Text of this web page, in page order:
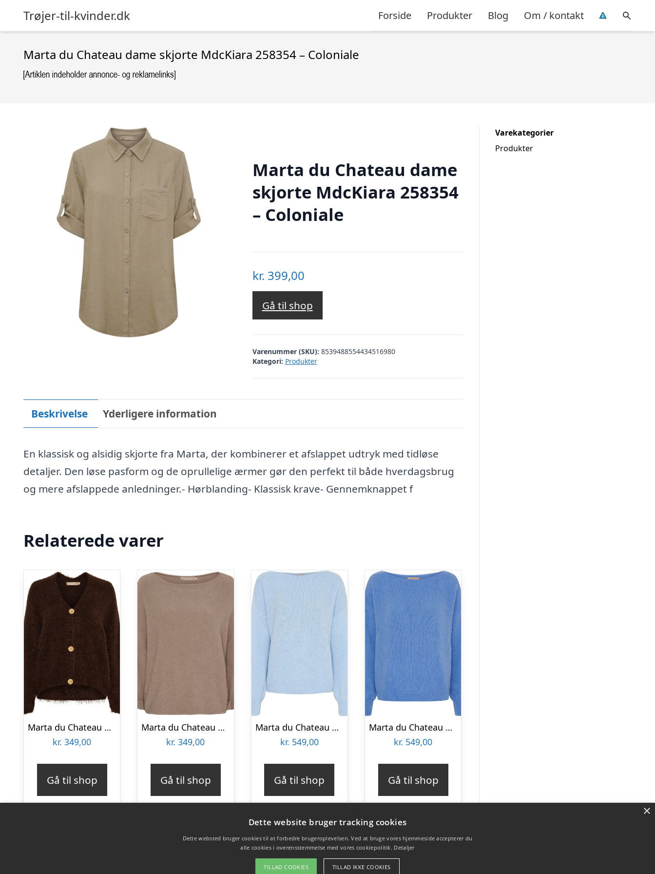
Trøjer-til-kvinder.dk Forside Produkter Blog Om / kontakt
Marta du Chateau dame skjorte MdcKiara 258354 – Coloniale
Marta du Chateau dame
skjorte MdcKiara 258354
– Coloniale
kr. 399,00
Gå til shop
Varenummer (SKU): 8539488554434516980
Kategori: Produkter
Beskrivelse Yderligere information
En klassisk og alsidig skjorte fra Marta, der kombinerer et afslappet udtryk med tidløse
detaljer. Den løse pasform og de oprullelige ærmer gør den perfekt til både hverdagsbrug
og mere afslappede anledninger.- Hørblanding- Klassisk krave- Gennemknappet f
Relaterede varer
Marta du Chateau dame strik MdcDakota 809 – Moro
kr. 349,00
Gå til shop
Marta du Chateau dame strik MdcElderflower 30003 – Fango2117
kr. 349,00
Gå til shop
Marta du Chateau dame strik MdcRosa 5102 – Celeste
kr. 549,00
Gå til shop
Marta du Chateau dame strik MdcRosa 5102 – Azure Blue
kr. 549,00
Gå til shop
Varekategorier
Produkter
×
Dette website bruger tracking cookies
Dette websted bruger cookies til at forbedre brugeroplevelsen. Ved at bruge vores hjemmeside accepterer du
alle cookies i overensstemmelse med vores cookiepolitik. Detaljer
TILLAD COOKIES TILLAD IKKE COOKIES